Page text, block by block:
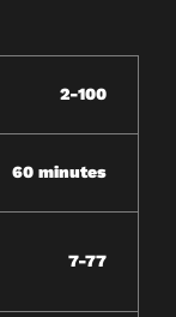
2-100
60 minutes
7-77